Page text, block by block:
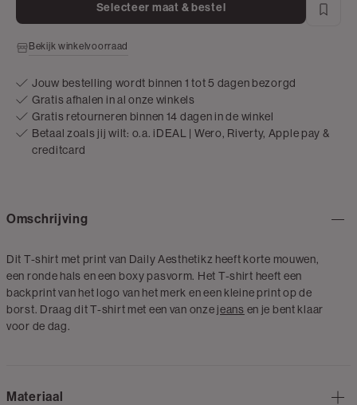
Selecteer maat & bestel
Bekijk winkelvoorraad
Jouw bestelling wordt binnen 1 tot 5 dagen bezorgd
Gratis afhalen in al onze winkels
Gratis retourneren binnen 14 dagen in de winkel
Betaal zoals jij wilt: o.a. iDEAL | Wero, Riverty, Apple pay &
creditcard
Omschrijving
Dit T-shirt met print van Daily Aesthetikz heeft korte mouwen,
een ronde hals en een boxy pasvorm. Het T-shirt heeft een
backprint van het logo van het merk en een kleine print op de
borst. Draag dit T-shirt met een van onze jeans en je bent klaar
voor de dag.
Materiaal